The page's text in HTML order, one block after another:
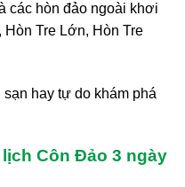
các hòn đảo ngoài khơi
Hòn Tre Lớn, Hòn Tre
hay tự do khám phá
Côn Đảo 3 ngày